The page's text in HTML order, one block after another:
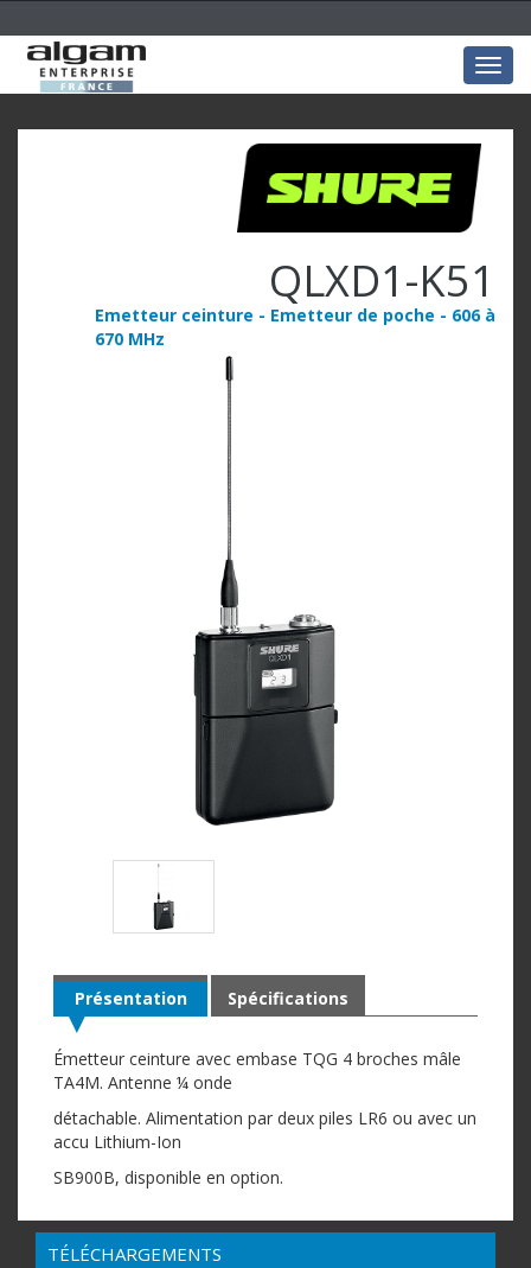
QLXD1-K51
Emetteur ceinture - Emetteur de poche - 606 à
670 MHz
Présentation
Émetteur ceinture avec embase TQG 4 broches mâle
TA4M. Antenne ¼ onde
détachable. Alimentation par deux piles LR6 ou avec un
accu Lithium-Ion
SB900B, disponible en option.
Spécifications
TÉLÉCHARGEMENTS